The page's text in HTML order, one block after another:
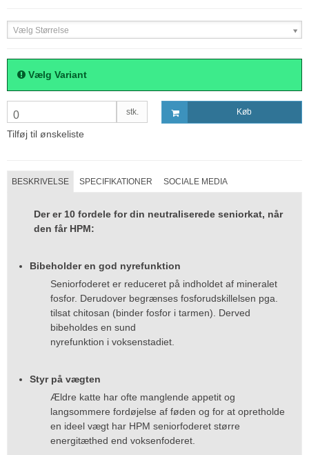
Vælg Størrelse
Vælg Variant
0 stk. Køb
Tilføj til ønskeliste
BESKRIVELSE SPECIFIKATIONER SOCIALE MEDIA
Der er 10 fordele for din neutraliserede seniorkat, når
den får HPM:
Bibeholder en god nyrefunktion
Seniorfoderet er reduceret på indholdet af mineralet
fosfor. Derudover begrænses fosforudskillelsen pga.
tilsat chitosan (binder fosfor i tarmen). Derved
bibeholdes en sund
nyrefunktion i voksenstadiet.
Styr på vægten
Ældre katte har ofte manglende appetit og
langsommere fordøjelse af føden og for at opretholde
en ideel vægt har HPM seniorfoderet større
energitæthed end voksenfoderet.